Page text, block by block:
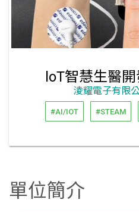
loT智慧生醫
淩耀電子有限
#AI/IOT #STEAM
單位簡介